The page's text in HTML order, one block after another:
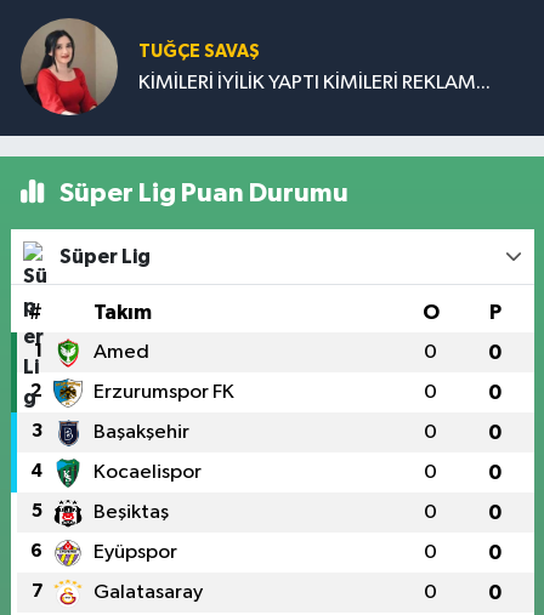
TUĞÇE SAVAŞ
KİMİLERİ İYİLİK YAPTI KİMİLERİ REKLAM...
Süper Lig Puan Durumu
Süper Lig
# Takım O P
1 Amed 0 0
2 Erzurumspor FK 0 0
3 Başakşehir 0 0
4 Kocaelispor 0 0
5 Beşiktaş 0 0
6 Eyüpspor 0 0
7 Galatasaray 0 0